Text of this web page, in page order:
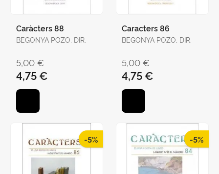
Caràcters 88
BEGONYA POZO, DIR.
5,00 €
4,75 €
Caracters 86
BEGONYA POZO, DIR.
5,00 €
4,75 €
-5% -5%